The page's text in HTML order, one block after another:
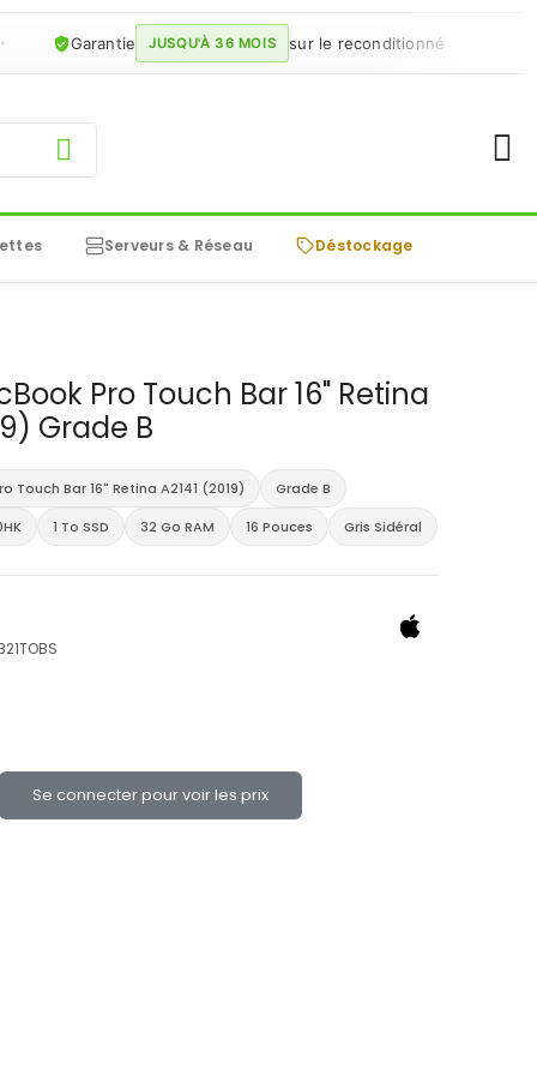
Garantie JUSQU'À 36 MOIS sur le reconditionné
Serveurs & Réseau Déstockage
Pro Touch Bar 16" Retina
Grade B
Touch Bar 16" Retina A2141 (2019)
Grade B
1 To SSD 32 Go RAM 16 Pouces Gris Sidéral
Se connecter pour voir les prix